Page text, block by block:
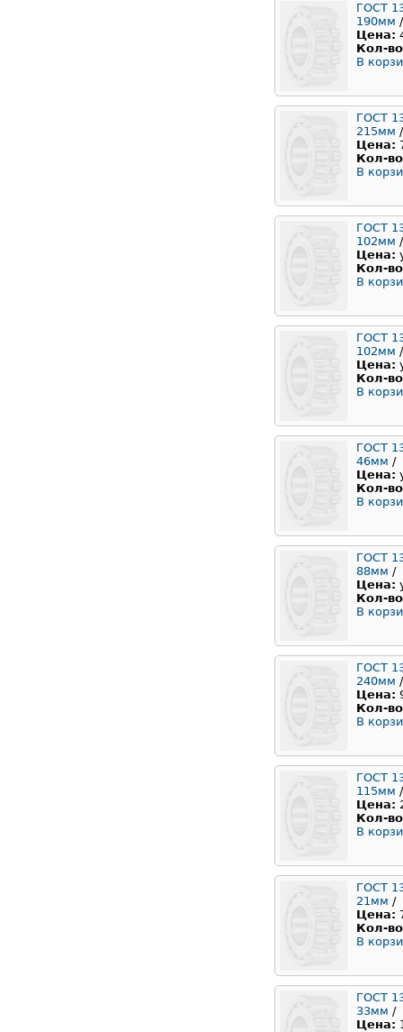
ГОСТ
190мм /
Цена:
Кол-
В
ГОСТ
215мм /
Цена:
Кол-
В
ГОСТ
102мм /
Цена:
Кол-
В
ГОСТ
102мм /
Цена:
Кол-
В
ГОСТ
46мм /
Цена:
Кол-
В
ГОСТ
88мм /
Цена:
Кол-
В
ГОСТ
240мм /
Цена:
Кол-
В
ГОСТ
115мм /
Цена:
Кол-
В
ГОСТ
21мм /
Цена:
Кол-
В
ГОСТ
33мм /
Цена: